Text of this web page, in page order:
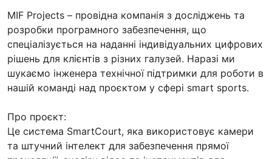
MIF Projects – провідна компанія з досліджень та
розробки програмного забезпечення, що
спеціалізується на наданні індивідуальних цифрових
рішень для клієнтів з різних галузей. Наразі ми
шукаємо інженера технічної підтримки для роботи в
нашій команді над проєктом у сфері smart sports.
Про проєкт:
Це система SmartCourt, яка використовує камери
та штучний інтелект для забезпечення прямої